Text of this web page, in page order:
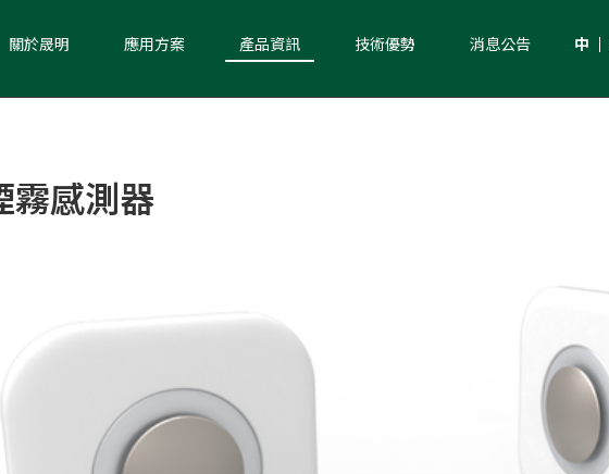
關於晟明 應用方案 產品資訊 技術優勢 消息公告 中
霧感測器